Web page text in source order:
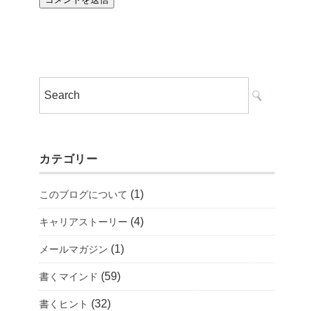
カテゴリー
このブログについて (1)
キャリアストーリー (4)
メールマガジン (1)
書くマインド (59)
書くヒント (32)